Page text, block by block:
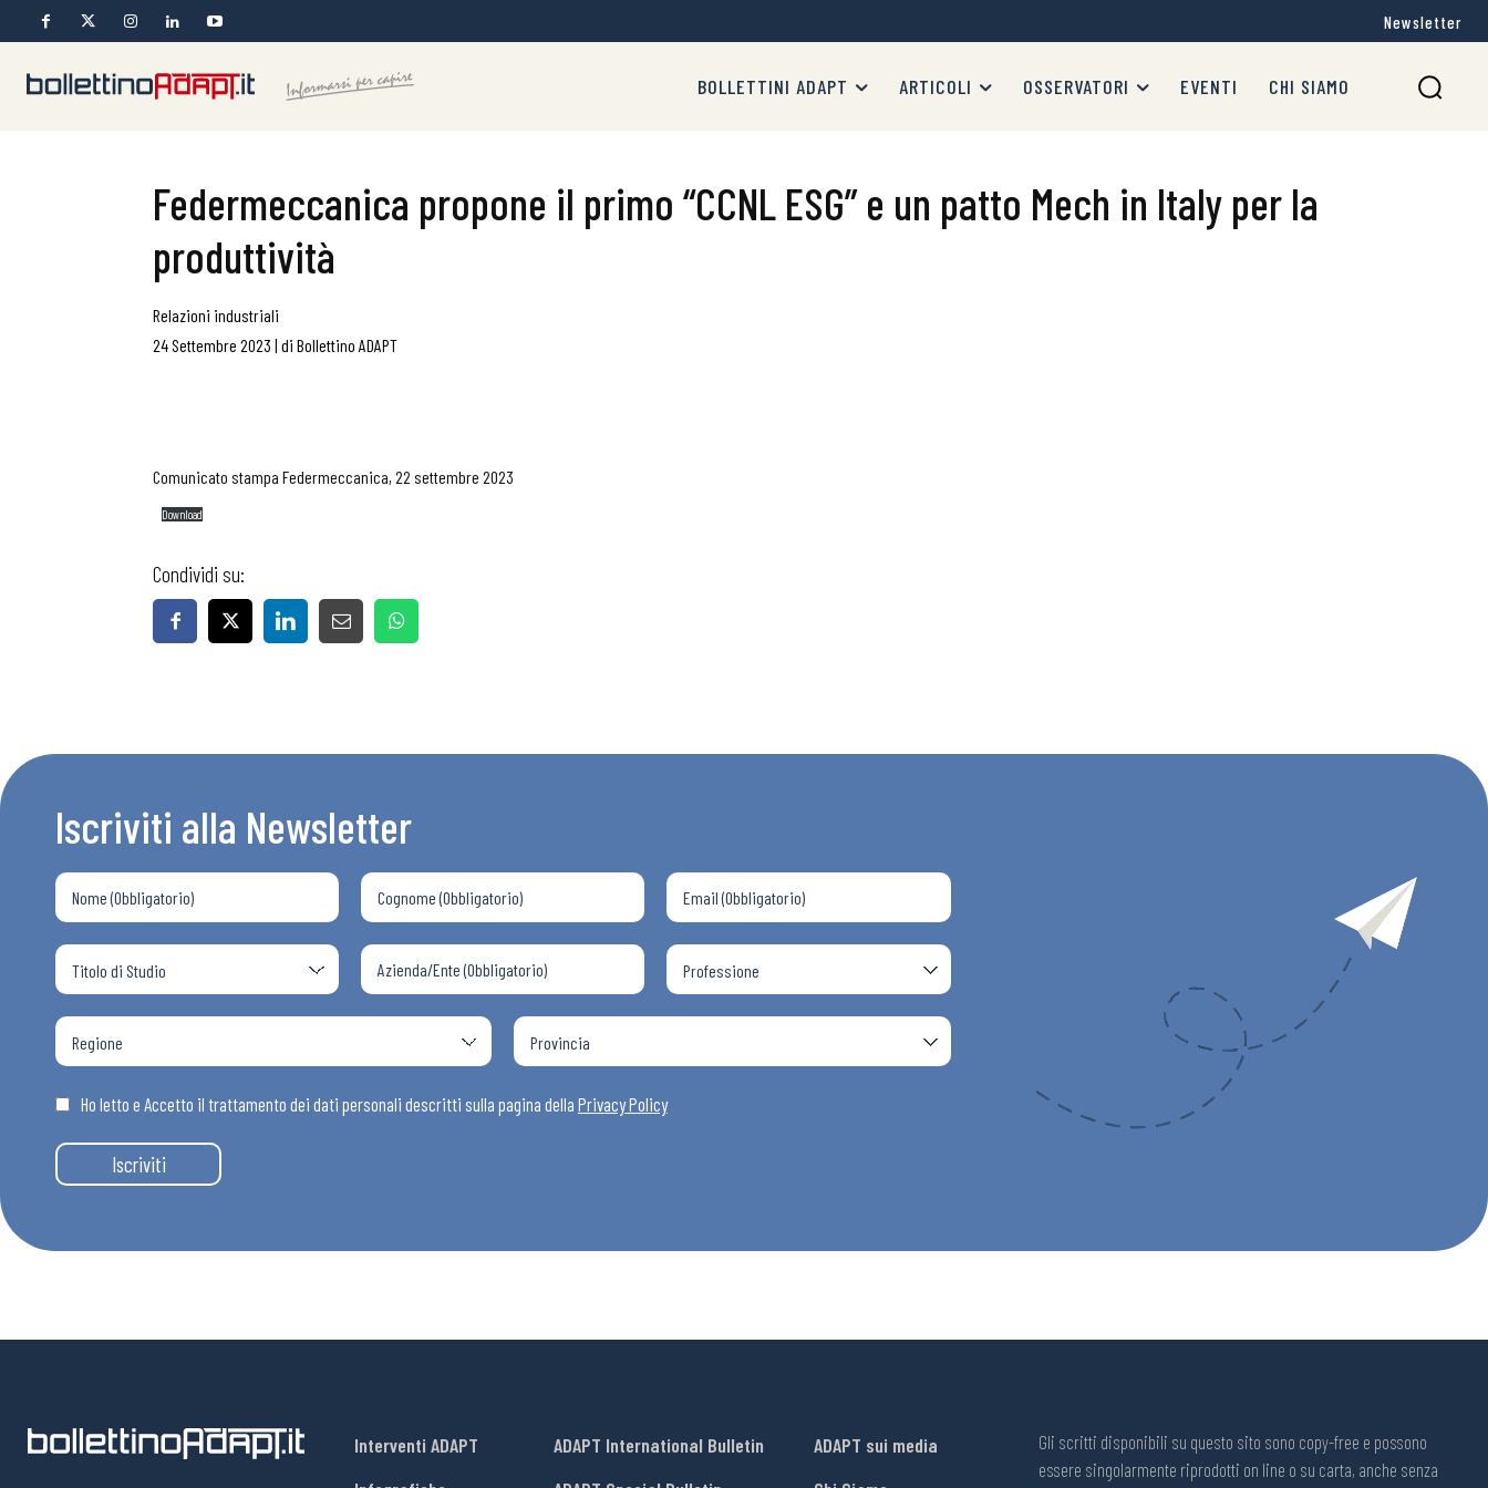
Bollettini ADAPT
Articoli
Osservatori
Eventi
Newsletter
BOLLETTINI ADAPT ARTICOLI OSSERVATORI EVENTI CHI SIAMO
Federmeccanica propone il primo “CCNL ESG” e un patto Mech in Italy per la
produttività
Relazioni industriali
24 Settembre 2023 | di Bollettino ADAPT
Comunicato stampa Federmeccanica, 22 settembre 2023
Download
Condividi su:
Iscriviti alla Newsletter
Ho letto e Accetto il trattamento dei dati personali descritti sulla pagina della Privacy Policy
Iscriviti
Interventi ADAPT
ADAPT International Bulletin
ADAPT sui media
Gli scritti disponibili su questo sito sono copy-free e possono
essere singolarmente riprodotti on line o su carta, anche senza